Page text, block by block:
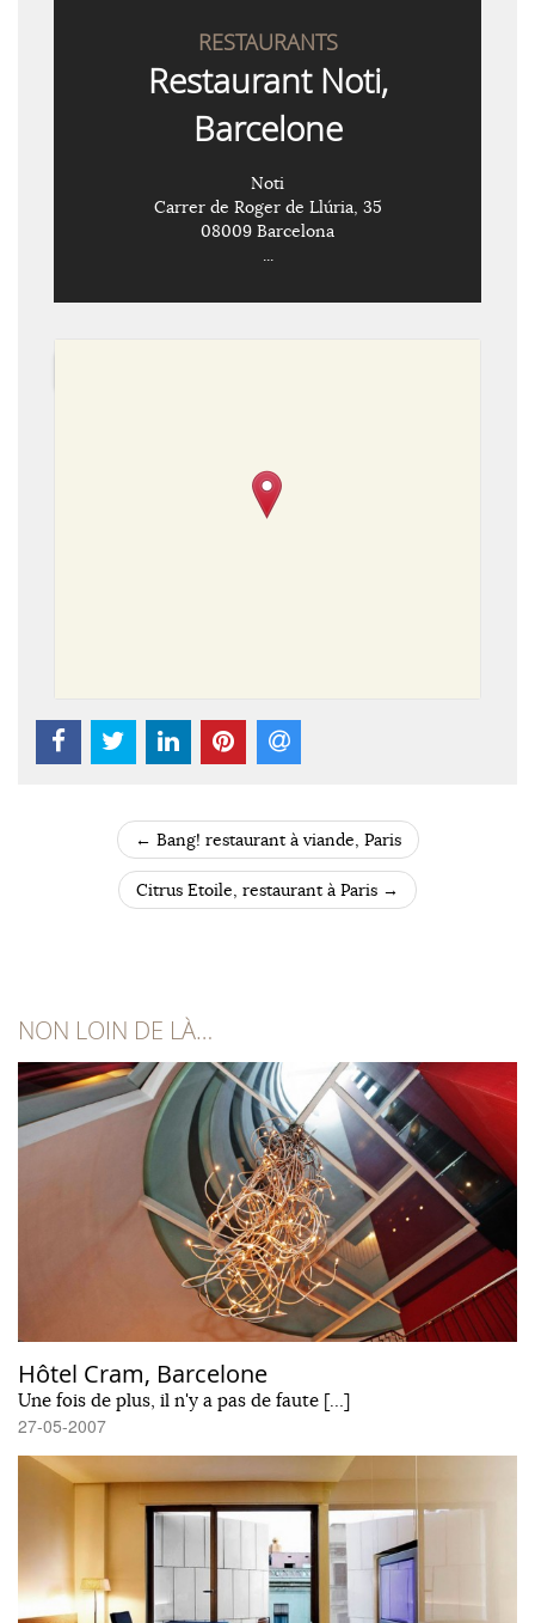
RESTAURANTS
Restaurant Noti,
Barcelone
Noti
Carrer de Roger de Llúria, 35
08009 Barcelona
...
POST NAVIGATION
← Bang! restaurant à viande, Paris
Citrus Etoile, restaurant à Paris →
NON LOIN DE LÀ…
Hôtel Cram, Barcelone
Une fois de plus, il n'y a pas de faute […]
27-05-2007